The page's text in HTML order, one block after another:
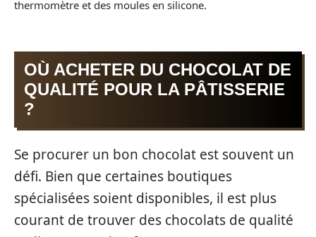
thermomètre et des moules en silicone.
OÙ ACHETER DU CHOCOLAT DE
QUALITÉ POUR LA PÂTISSERIE
?
Se procurer un bon chocolat est souvent un
défi. Bien que certaines boutiques
spécialisées soient disponibles, il est plus
courant de trouver des chocolats de qualité